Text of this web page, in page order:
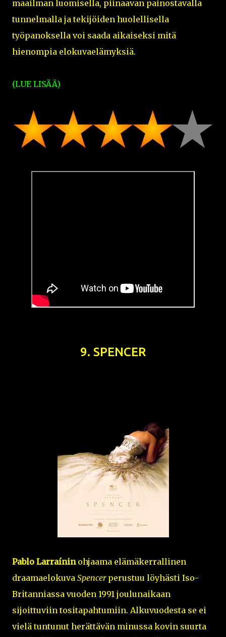
maailman luomisella, piinaavan painostavalla
tunnelmalla ja tekijöiden huolellisella
työpanoksella voi saada aikaiseksi mitä
hienompia elokuvaelämyksiä.
(LUE LISÄÄ)
9. SPENCER
Pablo Larraíninohjaama elämäkerrallinen
draamaelokuva Spencerperustuu löyhästi Iso-
Britanniassa vuoden 1991 joulunaikaan
sijoittuviin tositapahtumiin. Alkuvuodesta se ei
vielä tuntunut herättävän minussa kovin suurta